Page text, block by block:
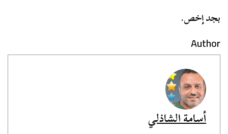
بجد إخص.
Author
أسامة الشاذلي